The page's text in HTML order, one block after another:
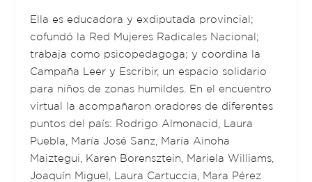
Ella es educadora y exdiputada provincial;
cofundó la Red Mujeres Radicales Nacional;
trabaja como psicopedagoga; y coordina la
Campaña Leer y Escribir, un espacio solidario
para niños de zonas humildes. En el encuentro
virtual la acompañaron oradores de diferentes
puntos del país: Rodrigo Almonacid, Laura
Puebla, María José Sanz, María Ainoha
Maiztegui, Karen Borensztein, Mariela Williams,
Joaquín Miguel, Laura Cartuccia, Mara Pérez